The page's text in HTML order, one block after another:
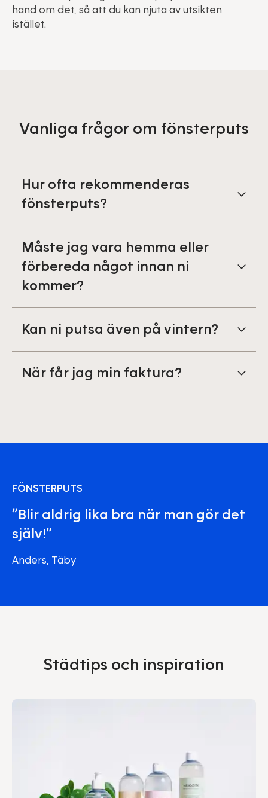
hand om det, så att du kan njuta av utsikten
istället.
Vanliga frågor om fönsterputs
Hur ofta rekommenderas
fönsterputs?
Måste jag vara hemma eller
förbereda något innan ni
kommer?
Kan ni putsa även på vintern?
När får jag min faktura?
FÖNSTERPUTS
”Blir aldrig lika bra när man gör det
själv!”
Anders, Täby
Städtips och inspiration